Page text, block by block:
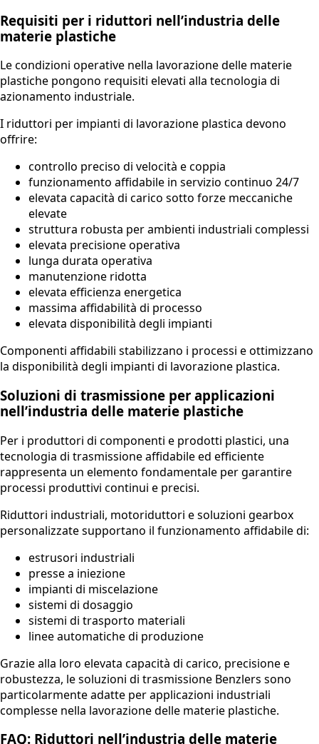
Requisiti per i riduttori nell’industria delle
materie plastiche
Le condizioni operative nella lavorazione delle materie
plastiche pongono requisiti elevati alla tecnologia di
azionamento industriale.
I riduttori per impianti di lavorazione plastica devono
offrire:
controllo preciso di velocità e coppia
funzionamento affidabile in servizio continuo 24/7
elevata capacità di carico sotto forze meccaniche
elevate
struttura robusta per ambienti industriali complessi
elevata precisione operativa
lunga durata operativa
manutenzione ridotta
elevata efficienza energetica
massima affidabilità di processo
elevata disponibilità degli impianti
Componenti affidabili stabilizzano i processi e ottimizzano
la disponibilità degli impianti di lavorazione plastica.
Soluzioni di trasmissione per applicazioni
nell’industria delle materie plastiche
Per i produttori di componenti e prodotti plastici, una
tecnologia di trasmissione affidabile ed efficiente
rappresenta un elemento fondamentale per garantire
processi produttivi continui e precisi.
Riduttori industriali, motoriduttori e soluzioni gearbox
personalizzate supportano il funzionamento affidabile di:
estrusori industriali
presse a iniezione
impianti di miscelazione
sistemi di dosaggio
sistemi di trasporto materiali
linee automatiche di produzione
Grazie alla loro elevata capacità di carico, precisione e
robustezza, le soluzioni di trasmissione Benzlers sono
particolarmente adatte per applicazioni industriali
complesse nella lavorazione delle materie plastiche.
FAQ: Riduttori nell’industria delle materie